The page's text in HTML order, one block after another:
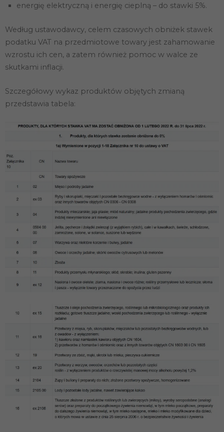
energię elektryczną i energię cieplną – do stawki 5%.
Według ustawodawcy, celem czasowych obniżek stawek
podatku VAT na przedmiotowe towary jest zahamowanie
wzrostu ich cen, a zatem również pomoc w walce ze
skutkami inflacji.
Szczegółowy wykaz produktów objętych zmianą
przedstawia tabela: